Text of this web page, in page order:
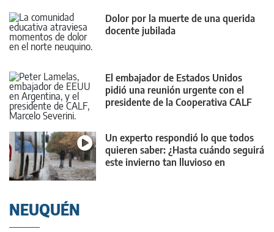
Dolor por la muerte de una querida
docente jubilada
El embajador de Estados Unidos
pidió una reunión urgente con el
presidente de la Cooperativa CALF
Un experto respondió lo que todos
quieren saber: ¿Hasta cuándo seguirá
este invierno tan lluvioso en
NEUQUÉN